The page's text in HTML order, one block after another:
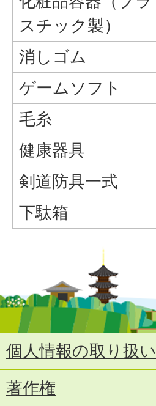
スチック製）
消しゴム
ゲームソフト
毛糸
健康器具
剣道防具一式
下駄箱
個人情報の取り扱い
著作権